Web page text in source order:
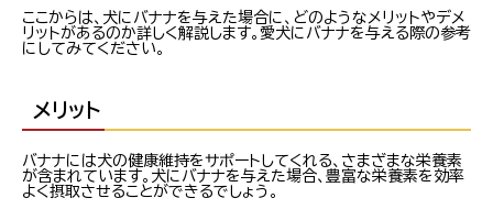
ここからは、犬にバナナを与えた場合に、どのようなメリットやデメ
リットがあるのか詳しく解説します。愛犬にバナナを与える際の参考
にしてみてください。
メリット
バナナには犬の健康維持をサポートしてくれる、さまざまな栄養素
が含まれています。犬にバナナを与えた場合、豊富な栄養素を効率
よく摂取させることができるでしょう。